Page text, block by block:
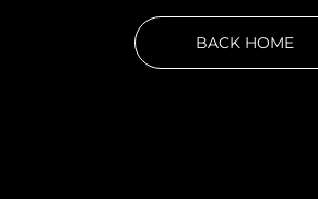
BACK HOME